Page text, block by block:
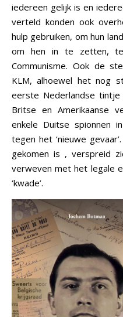
iedereen gelijk is en
verteld konden ook
hulp gebruiken, om hun
om hen in te zetten,
Communisme. Ook de
KLM, alhoewel het nog
eerste Nederlandse
Britse en Amerikaanse
enkele Duitse spionnen
tegen het ‘nieuwe
gekomen is , verspreid
verweven met het legale
‘kwade’.